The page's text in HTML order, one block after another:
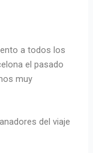
a todos los
el pasado
muy
del viaje